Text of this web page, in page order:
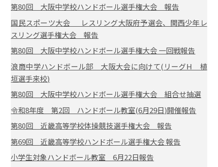
第80回 大阪中学校ハンドボール選手権大会 報告
国民スポーツ大会 レスリング大阪府予選会、関西少年レ
スリング選手権大会 報告
第80回 大阪中学校ハンドボール選手権大会 一回戦報告
浪商中学ハンドボール部 大阪大会に向けて(リーグH 植
垣選手来校)
第80回 大阪中学校ハンドボール選手権大会 組合せ抽選
令和8年度 第2回 ハンドボール教室(6月29日)開催報告
第80回 近畿高等学校体操競技選手権大会 報告
第69回 近畿高等学校ハンドボール選手権大会 報告
小学生対象ハンドボール教室 6月22日報告